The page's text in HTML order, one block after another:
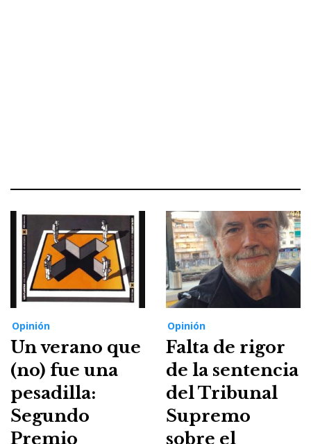
Opinión
Un verano que
(no) fue una
pesadilla:
Segundo
Premio
Opinión
Falta de rigor
de la sentencia
del Tribunal
Supremo
sobre el